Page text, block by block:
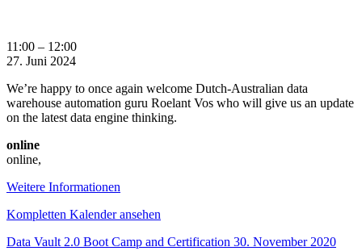
meetup:
Powering
solution
designed
for
an
engine
data
(English)
11:00 – 12:00
27. Juni 2024
We’re happy to once again welcome Dutch-Australian data
warehouse automation guru Roelant Vos who will give us an update
on the latest data engine thinking.
online
online,
Weitere Informationen
Kompletten Kalender ansehen
Beitragsnavigation
Data Vault 2.0 Boot Camp and Certification 30. November 2020